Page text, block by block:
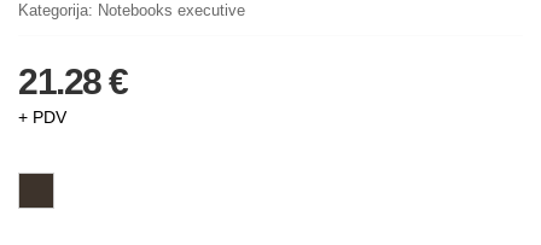
Kategorija: Notebooks executive
21.28 €
+ PDV